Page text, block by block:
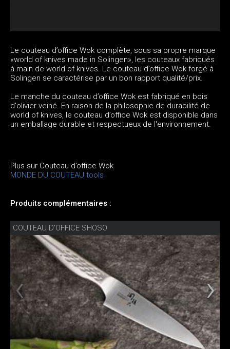
Le couteau d’office Wok complète, sous sa propre marque
«world of knives made in Solingen», les couteaux fabriqués
à main de world of knives. Le couteau d’office Wok forgé à
Solingen se caractérise par un bon rapport qualité/prix.
Le manche du couteau d’office Wok est fabriqué en bois
d'olivier veiné. En raison de la philosophie de durabilité de
world of knives, le couteau d’office Wok est disponible dans
un emballage durable et respectueux de l'environnement.
Plus sur Couteau d’office Wok
MONDE DU COUTEAU tools
Produits complémentaires :
COUTEAU D'OFFICE SHOSO